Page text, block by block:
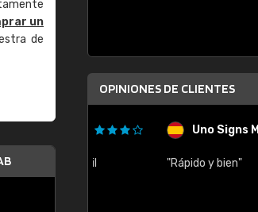
un
de
OPINIONES DE CLIENTES
fácil
Uno Signs Makers, S.L.
"Rápido y bien"